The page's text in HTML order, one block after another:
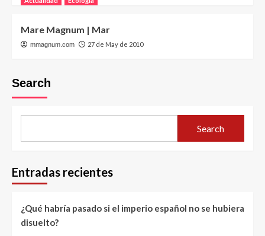
Mare Magnum | Mar
mmagnum.com 27 de May de 2010
Search
Search
Entradas recientes
¿Qué habría pasado si el imperio español no se hubiera
disuelto?